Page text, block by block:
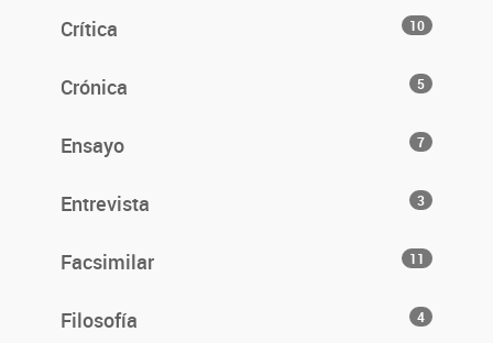
Crítica 10
Crónica 5
Ensayo 7
Entrevista 3
Facsimilar 11
Filosofía 4